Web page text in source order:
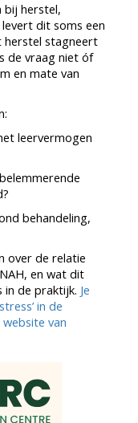
bij herstel,
dit soms een
herstel stagneert
de vraag niet óf
en mate van
leervermogen
behandeling,
over de relatie
en wat dit
in de praktijk. Je
in de
website van